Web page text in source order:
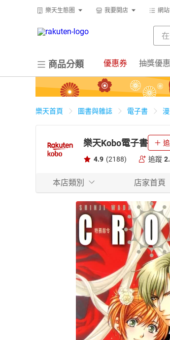
樂天生態圈 我要開店 網
商品分類 優惠券 抽獎優惠
樂天首頁 圖書與雜誌 電子書
樂天Kobo電子書
4.9 (2188) 追蹤
本店類別 店家首頁